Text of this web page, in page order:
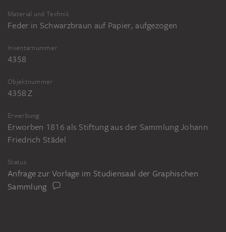
Material und Technik
Feder in Schwarzbraun auf Papier, aufgezogen
Inventarnummer
4358
Objektnummer
4358 Z
Erwerbung
Erworben 1816 als Stiftung aus der Sammlung Johann
Friedrich Städel
Status
Anfrage zur Vorlage im Studiensaal der Graphischen
Sammlung